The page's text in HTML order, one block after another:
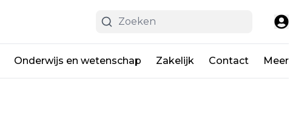
Onderwijs en wetenschap Zakelijk Contact Meer